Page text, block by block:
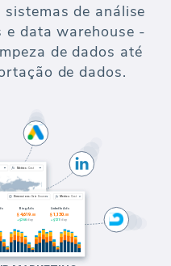
de análise
e data warehouse -
de dados até
de dados.